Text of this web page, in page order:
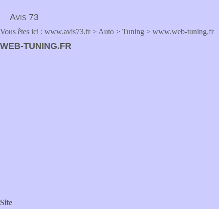
Avis 73
Vous êtes ici : www.avis73.fr> Auto > Tuning > www.web-tuning.fr
WEB-TUNING.FR
Site